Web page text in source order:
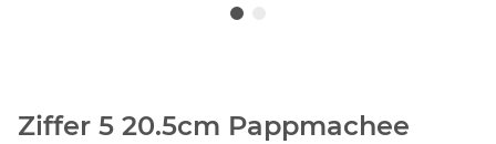
Ziffer 5 20.5cm Pappmachee